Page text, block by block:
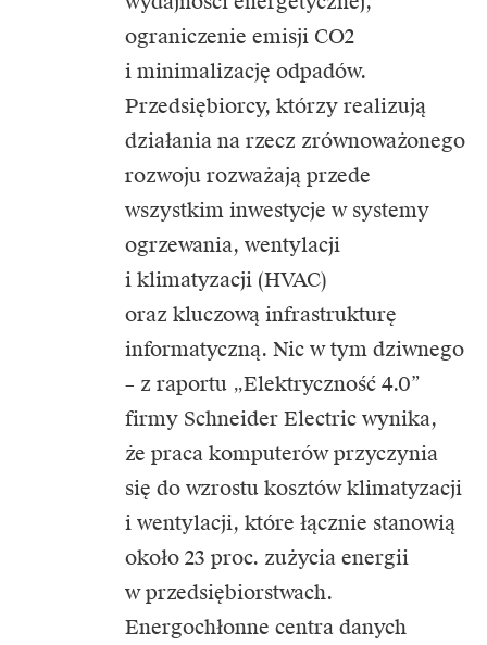
ograniczenie emisji CO2
i minimalizację odpadów.
Przedsiębiorcy, którzy realizują
działania na rzecz zrównoważonego
rozwoju rozważają przede
wszystkim inwestycje w systemy
ogrzewania, wentylacji
i klimatyzacji (HVAC)
oraz kluczową infrastrukturę
informatyczną. Nic w tym dziwnego
– z raportu „Elektryczność 4.0”
firmy Schneider Electric wynika,
że praca komputerów przyczynia
się do wzrostu kosztów klimatyzacji
i wentylacji, które łącznie stanowią
około 23 proc. zużycia energii
w przedsiębiorstwach.
Energochłonne centra danych